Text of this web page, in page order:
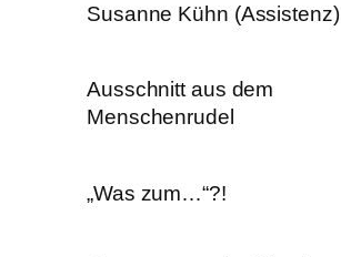
Susanne Kühn (Assistenz)
Ausschnitt aus dem
Menschenrudel
„Was zum…“?!